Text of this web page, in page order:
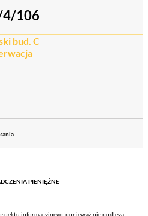
4/106
bud. C
PIENIĘŻNE
informacyjnego, ponieważ nie podlega